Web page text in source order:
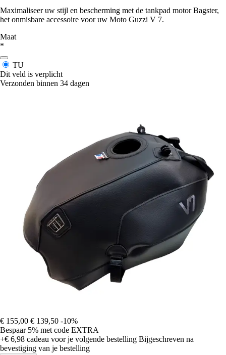
Maximaliseer uw stijl en bescherming met de tankpad motor Bagster,
het onmisbare accessoire voor uw Moto Guzzi V 7.
Maat
*
TU
Dit veld is verplicht
Verzonden binnen 34 dagen
€ 155,00 € 139,50 -10%
Bespaar 5% met code EXTRA
+€ 6,98 cadeau voor je volgende bestelling Bijgeschreven na
bevestiging van je bestelling